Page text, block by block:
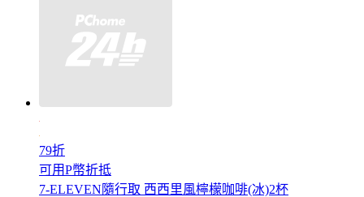
79折
可用P幣折抵
7-ELEVEN隨行取 西西里風檸檬咖啡(冰)2杯